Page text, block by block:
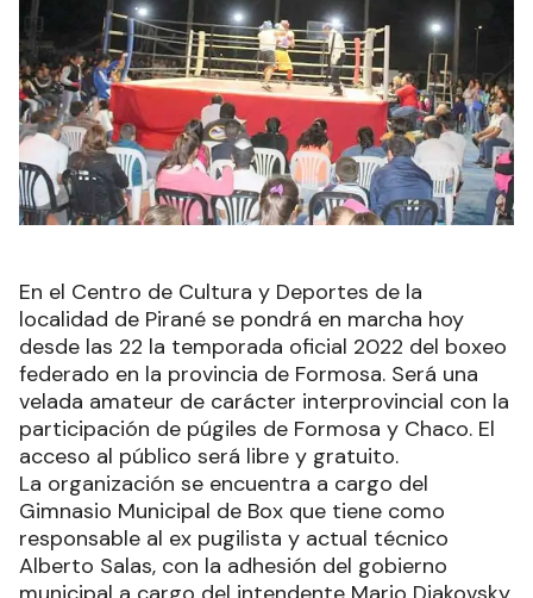
En el Centro de Cultura y Deportes de la
localidad de Pirané se pondrá en marcha hoy
desde las 22 la temporada oficial 2022 del boxeo
federado en la provincia de Formosa. Será una
velada amateur de carácter interprovincial con la
participación de púgiles de Formosa y Chaco. El
acceso al público será libre y gratuito.
La organización se encuentra a cargo del
Gimnasio Municipal de Box que tiene como
responsable al ex pugilista y actual técnico
Alberto Salas, con la adhesión del gobierno